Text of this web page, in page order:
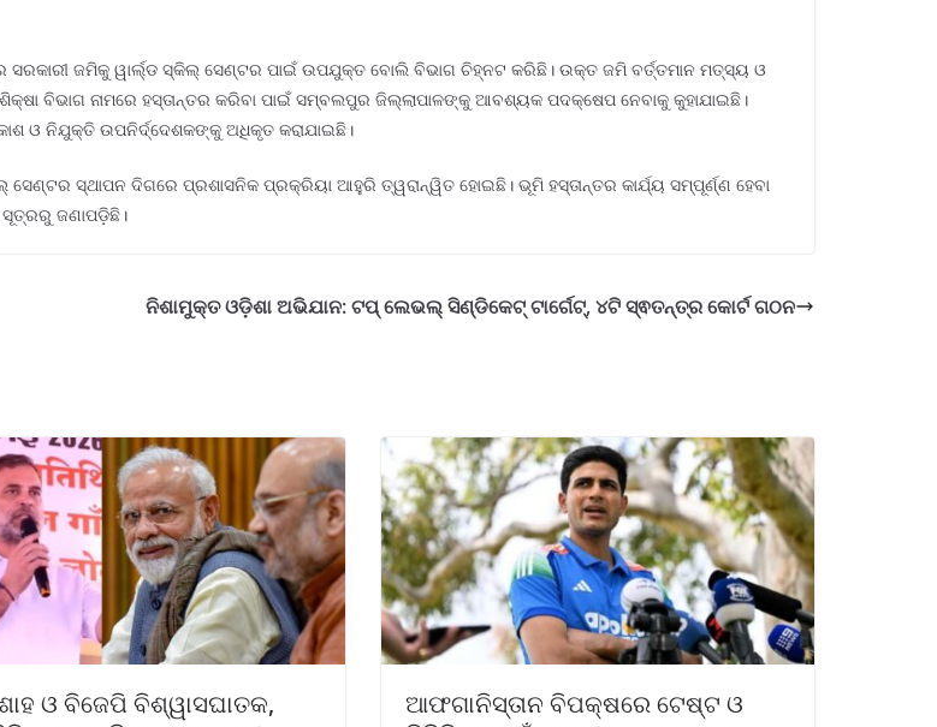
ଜମିକୁ ୱାର୍ଲ୍ଡ ସ୍କିଲ୍ ସେଣ୍ଟର ପାଇଁ ଉପଯୁକ୍ତ ବୋଲି ବିଭାଗ ଚିହ୍ନଟ କରିଛି। ଉକ୍ତ ଜମି ବର୍ତ୍ତମାନ ମତ୍ସ୍ୟ ଓ
ବିଭାଗ ନାମରେ ହସ୍ତାନ୍ତର କରିବା ପାଇଁ ସମ୍ବଲପୁର ଜିଲ୍ଲାପାଳଙ୍କୁ ଆବଶ୍ୟକ ପଦକ୍ଷେପ ନେବାକୁ କୁହାଯାଇଛି।
ଓ ନିଯୁକ୍ତି ଉପନିର୍ଦ୍ଦେଶକଙ୍କୁ ଅଧିକୃତ କରାଯାଇଛି।
ସ୍ଥାପନ ଦିଗରେ ପ୍ରଶାସନିକ ପ୍ରକ୍ରିୟା ଆହୁରି ତ୍ୱରାନ୍ୱିତ ହୋଇଛି। ଭୂମି ହସ୍ତାନ୍ତର କାର୍ଯ୍ୟ ସମ୍ପୂର୍ଣ୍ଣ ହେବା
ଜଣାପଡ଼ିଛି।
ନିଶାମୁକ୍ତ ଓଡ଼ିଶା ଅଭିଯାନ: ଟପ୍ ଲେଭଲ୍ ସିଣ୍ଡିକେଟ୍ ଟାର୍ଗେଟ୍, ୪ଟି ସ୍ଵତନ୍ତ୍ର କୋର୍ଟ ଗଠନ
ଓ ବିଜେପି ବିଶ୍ୱାସଘାତକ,
ଆଫଗାନିସ୍ତାନ ବିପକ୍ଷରେ ଟେଷ୍ଟ ଓ